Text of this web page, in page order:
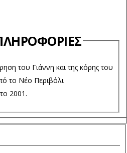
του Γιάννη και της κόρης του
το Νέο Περιβόλι
2001.